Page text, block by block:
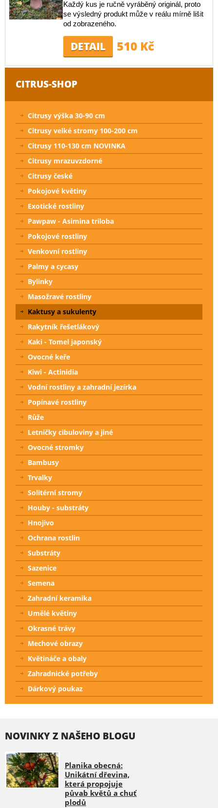
Každý kus je ručně vyráběný originál, proto
se výsledný produkt může v reálu mírně lišit
od zobrazeného.
DETAIL 510 Kč
CITRUS-SHOP
Citrusy výška 30-90 cm
Citrusy velké stromy 100-200 cm
Citrusy 110-130 cm NOVINKA
Citrusy mrazuvzdorné
Citrusy české
Pokojové květiny
Exotické rostliny
Pawpaw - Asimina triloba
Pokojové rostliny
Venkovní rostliny
Palmy a cycasy
Bylinky
Masožravé rostliny
Kaktusy a sukulenty
Rakytník řešetlákový
Kaki - Tomel japonský
Ovocné keře
Kiwi - Actinidia
Vodní rostliny a zahradní jezírka
Popínavé rostliny
Růže
Letničky cibuloviny a jiné
Ovocné stromky
Bambusy
Trvalky
Solitérní stromy
Houby - substráty
Hnojivo
Ochrana rostlin
Substráty
Sazenice
Semena
Zahradní keramika
Umělé květiny
Okrasné trávy
Mechové obrazy
Květináče a obaly
Zahradnické potřeby
Dárkový poukaz
NOVINKY Z NAŠEHO BLOGU
Planika obecná:
Unikátní dřevina,
která propojuje
půvab květů a chuť
plodů